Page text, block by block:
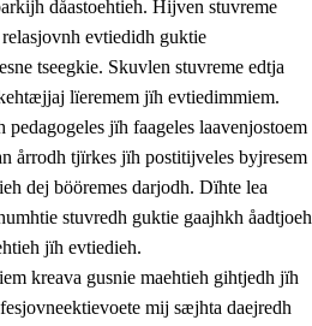
dåastoehtieh. Hijven stuvreme
evtiedidh guktie
tseegkie. Skuvlen stuvreme edtja
lïeremem jïh evtiedimmiem.
pedagogeles jïh faageles laavenjostoem
årrodh tjïrkes jïh postitijveles byjresem
dej bööremes darjodh. Dïhte lea
stuvredh guktie gaajhkh åadtjoeh
jïh evtiedieh.
kreava gusnie maehtieh gihtjedh jïh
mij sæjhta daejredh